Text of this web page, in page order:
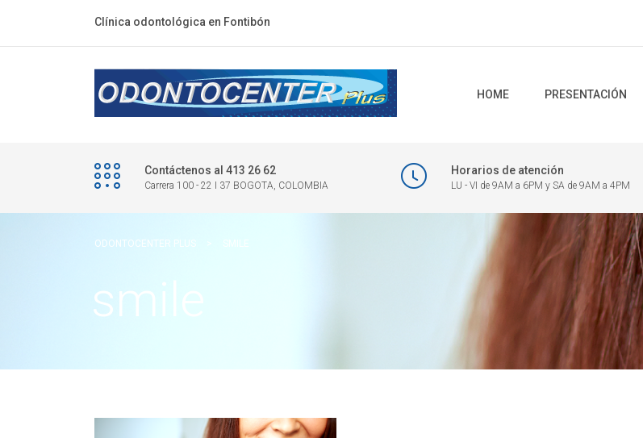
Clínica odontológica en Fontibón
HOME PRESENTACIÓN
Contáctenos al 413 26 62
Carrera 100 - 22 I 37 BOGOTA, COLOMBIA
Horarios de atención
LU - VI de 9AM a 6PM y SA de 9AM a 4PM
ODONTOCENTER PLUS > SMILE
smile